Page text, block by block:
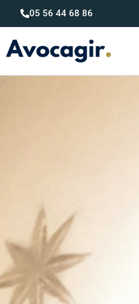
05 56 44 68 86